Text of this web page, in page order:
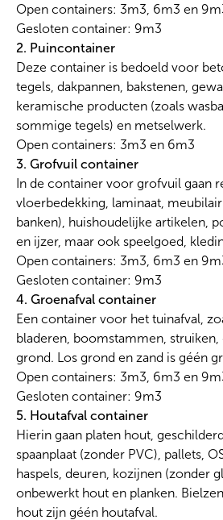
Open containers: 3m3, 6m3 en
Gesloten container: 9m3
2. Puincontainer
Deze container is bedoeld voor
tegels, dakpannen, bakstenen,
keramische producten (zoals
sommige tegels) en metselwerk.
Open containers: 3m3 en 6m3
3. Grofvuil container
In de container voor grofvuil gaan
vloerbedekking, laminaat,
banken), huishoudelijke artikelen,
en ijzer, maar ook speelgoed,
Open containers: 3m3, 6m3 en
Gesloten container: 9m3
4. Groenafval container
Een container voor het tuinafval,
bladeren, boomstammen, struiken,
grond. Los grond en zand is géén
Open containers: 3m3, 6m3 en
Gesloten container: 9m3
5. Houtafval container
Hierin gaan platen hout,
spaanplaat (zonder PVC), pallets,
haspels, deuren, kozijnen (zonder
onbewerkt hout en planken.
hout zijn géén houtafval.